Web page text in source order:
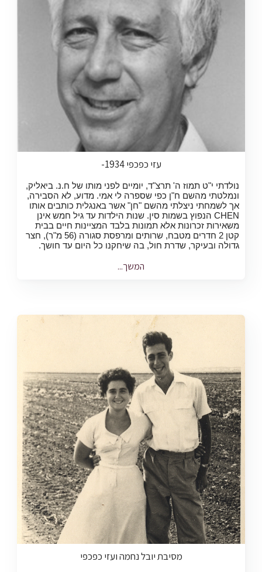
עזי כפכפי 1934-
נולדתי י"ט תמוז ה' תרצ"ד, יומיים לפני מותו של ח.נ. ביאליק,
ונמלטתי מהשם ח"ן כפי שספרה לי אמי. מדוע, לא הסבירה,
אך לשמחתי ניצלתי מהשם "חן" אשר באנגלית כותבים אותו
CHEN הנפוץ בשמות סין. שנות הילדות עד גיל חמש אינן
משאירות זכרונות אלא תמונות בלבד המציינות חיים בבית
קטן 2 חדרים מטבח, שרותים ומרפסת סגורה (56 מ"ר), חצר
גדולה ובעיקר, שדרת חול, בה שיחקנו כל היום עד חושך.
המשך...
מסיבת יובל נחמה ועזי כפכפי